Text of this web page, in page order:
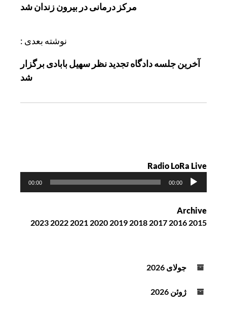
ه
مرکز درمانی در بیرون زندان شد
نوشته بعدی :
آخرین جلسه دادگاه تجدید نظر سهیل بابادی برگزار
شد
Radio LoRa Live
ک
ن
ه
و
00:00
00:00
Archive
2015
2016
2017
2018
2019
2020
2021
2022
2023
جولای 2026
ژوئن 2026